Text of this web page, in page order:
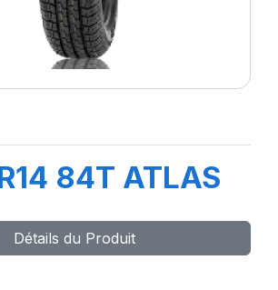
84T ATLAS
Détails du Produit